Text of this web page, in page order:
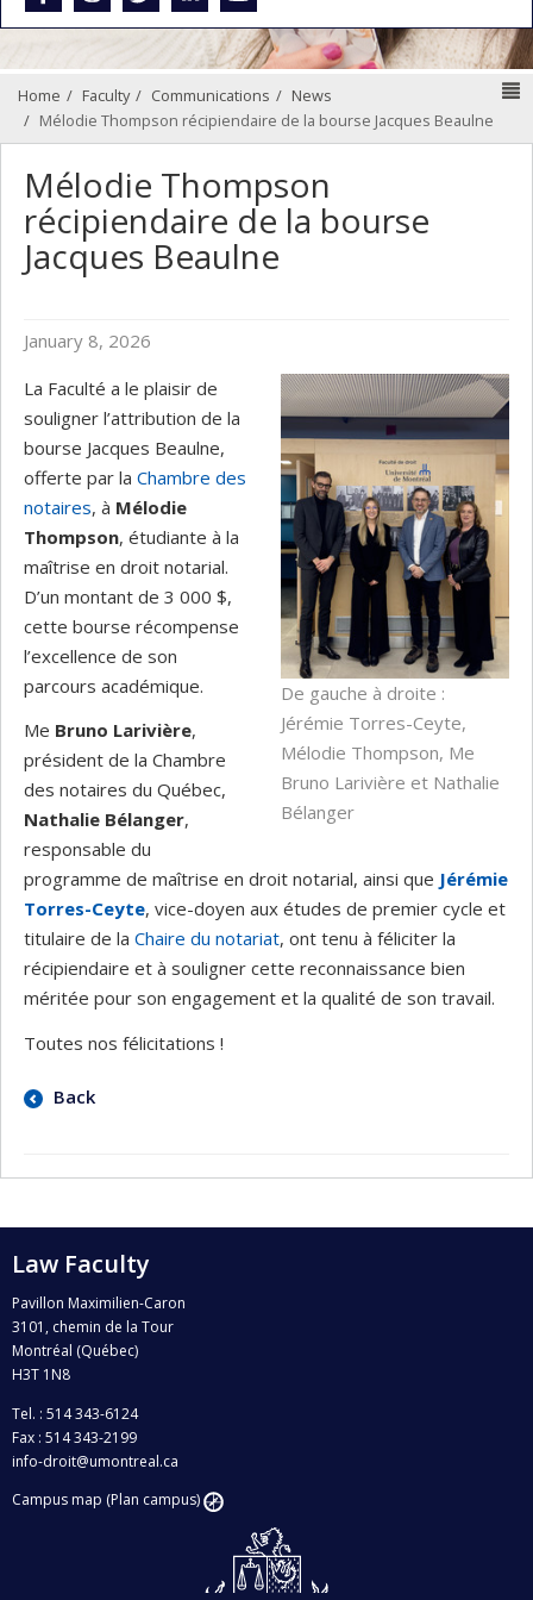
Home Faculty Communications
News
Mélodie Thompson récipiendaire de la bourse Jacques Beaulne
Mélodie Thompson
récipiendaire de la bourse
Jacques Beaulne
January 8, 2026
De gauche à droite :
Jérémie Torres-Ceyte,
Mélodie Thompson, Me
Bruno Larivière et Nathalie
Bélanger
La Faculté a le plaisir de
souligner l’attribution de la
bourse Jacques Beaulne,
offerte par la Chambre des
notaires, à Mélodie
Thompson, étudiante à la
maîtrise en droit notarial.
D’un montant de 3 000 $,
cette bourse récompense
l’excellence de son
parcours académique.
Me Bruno Larivière,
président de la Chambre
des notaires du Québec,
Nathalie Bélanger,
responsable du
programme de maîtrise en droit notarial, ainsi que Jérémie
Torres-Ceyte, vice-doyen aux études de premier cycle et
titulaire de la Chaire du notariat, ont tenu à féliciter la
récipiendaire et à souligner cette reconnaissance bien
méritée pour son engagement et la qualité de son travail.
Toutes nos félicitations !
Back
Law Faculty
Pavillon Maximilien-Caron
3101, chemin de la Tour
Montréal (Québec)
H3T 1N8
Tel. : 514 343-6124
Fax : 514 343-2199
info-droit@umontreal.ca
Campus map (Plan campus)